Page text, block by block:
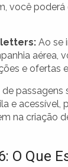
você poderá
Ao se
aérea,
e ofertas
passagens
e acessível,
na criação
O Que